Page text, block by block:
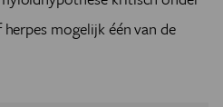
mogelijk één van de